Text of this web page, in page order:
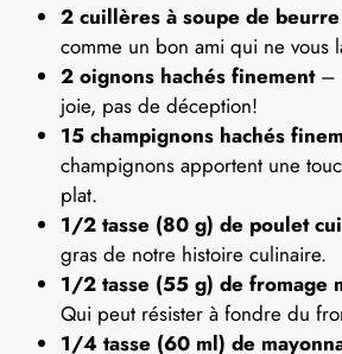
2 cuillères à soupe de beurre
comme un bon ami qui ne vous
2 oignons hachés finement–
joie, pas de déception!
15 champignons hachés
champignons apportent une
plat.
1/2 tasse (80 g) de poulet
gras de notre histoire culinaire.
1/2 tasse (55 g) de fromage
Qui peut résister à fondre du
1/4 tasse (60 ml) de